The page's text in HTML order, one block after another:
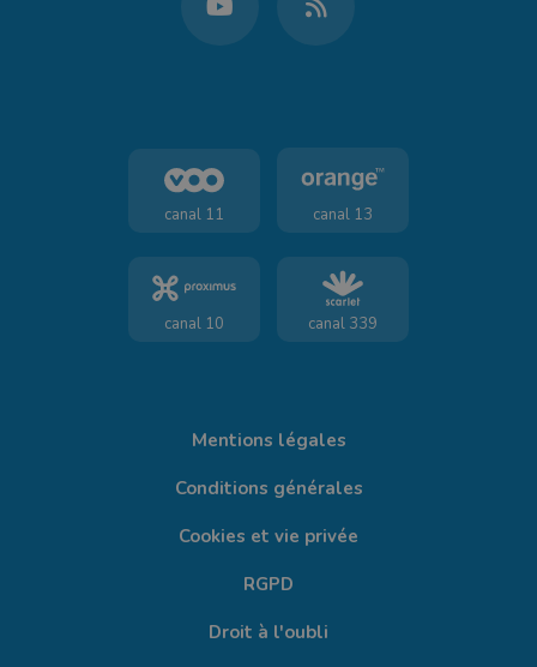
canal 11 canal 13
canal 10 canal 339
Mentions légales
Conditions générales
Cookies et vie privée
RGPD
Droit à l'oubli